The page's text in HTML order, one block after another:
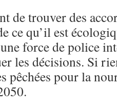
de trouver des
ce qu’il est
force de police
les décisions. Si
pêchées pour la